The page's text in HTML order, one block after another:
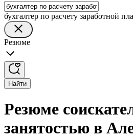
бухгалтер по расчету заработной
Резюме
Найти
Резюме
занятостью в